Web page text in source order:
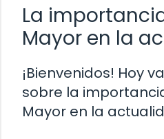
La
Mayor en la
¡Bienvenidos! Hoy
sobre la
Mayor en la